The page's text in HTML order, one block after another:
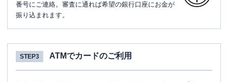
番号にご連絡。審査に通れば希望の銀行口座にお金が
振り込まれます。
STEP3 ATMでカードのご利用